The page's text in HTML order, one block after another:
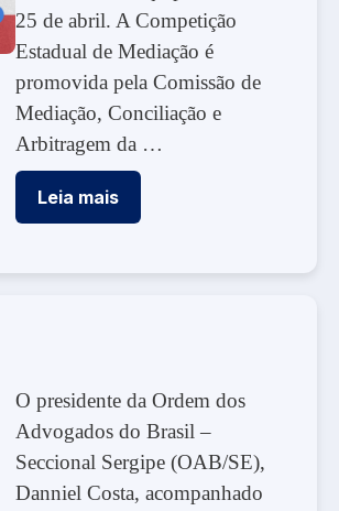
25 de abril. A Competição
Estadual de Mediação é
promovida pela Comissão de
Mediação, Conciliação e
Arbitragem da …
Leia mais
O presidente da Ordem dos
Advogados do Brasil –
Seccional Sergipe (OAB/SE),
Danniel Costa, acompanhado